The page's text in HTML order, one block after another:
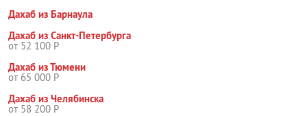
Дахаб из Барнаула
Дахаб из Санкт-Петербурга
от 52 100 Р
Дахаб из Тюмени
от 65 000 Р
Дахаб из Челябинска
от 58 200 Р